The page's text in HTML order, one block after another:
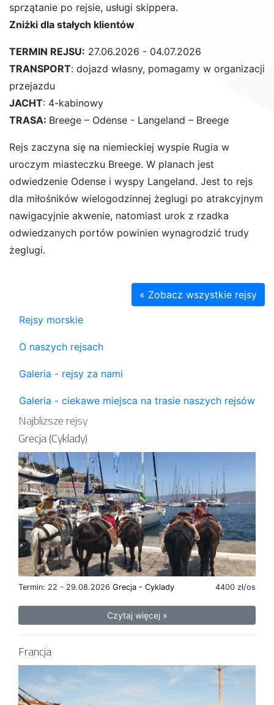
sprzątanie po rejsie, usługi skippera.
Zniżki dla stałych klientów
TERMIN REJSU: 27.06.2026 - 04.07.2026
TRANSPORT: dojazd własny, pomagamy w organizacji
przejazdu
JACHT: 4-kabinowy
TRASA: Breege – Odense - Langeland – Breege
Rejs zaczyna się na niemieckiej wyspie Rugia w
uroczym miasteczku Breege. W planach jest
odwiedzenie Odense i wyspy Langeland. Jest to rejs
dla miłośników wielogodzinnej żeglugi po atrakcyjnym
nawigacyjnie akwenie, natomiast urok z rzadka
odwiedzanych portów powinien wynagrodzić trudy
żeglugi.
« Zobacz wszystkie rejsy
Rejsy morskie
O naszych rejsach
Galeria - rejsy za nami
Galeria - ciekawe miejsca na trasie naszych rejsów
Najbliższe rejsy
Grecja (Cyklady)
Termin: 22 - 29.08.2026 4400 zł/os
Grecja - Cyklady
Czytaj więcej »
Francja